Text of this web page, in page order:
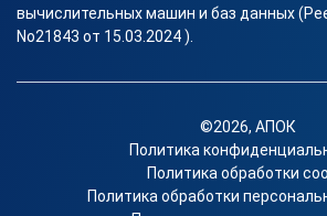
вычислительных машин и баз данных
No21843 от 15.03.2024 ).
©2026, АПОК
Политика
Политика обработки
Политика обработки